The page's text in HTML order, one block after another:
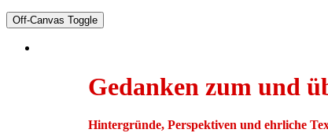
Off-Canvas Toggle
Gedanken zum und
Hintergründe, Perspektiven und ehrliche